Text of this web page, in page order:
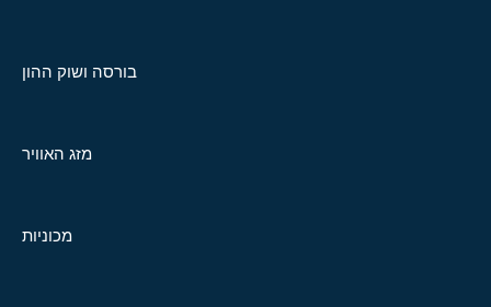
בורסה ושוק ההון
מזג האוויר
מכוניות